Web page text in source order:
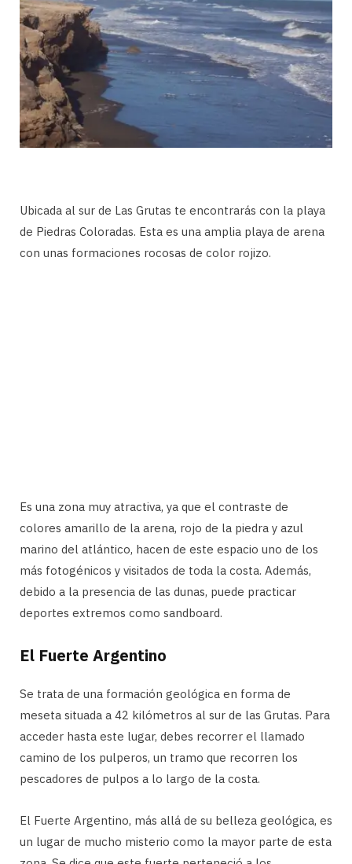
Ubicada al sur de Las Grutas te encontrarás con la playa
de Piedras Coloradas. Esta es una amplia playa de arena
con unas formaciones rocosas de color rojizo.
Es una zona muy atractiva, ya que el contraste de
colores amarillo de la arena, rojo de la piedra y azul
marino del atlántico, hacen de este espacio uno de los
más fotogénicos y visitados de toda la costa. Además,
debido a la presencia de las dunas, puede practicar
deportes extremos como sandboard.
El Fuerte Argentino
Se trata de una formación geológica en forma de
meseta situada a 42 kilómetros al sur de las Grutas. Para
acceder hasta este lugar, debes recorrer el llamado
camino de los pulperos, un tramo que recorren los
pescadores de pulpos a lo largo de la costa.
El Fuerte Argentino, más allá de su belleza geológica, es
un lugar de mucho misterio como la mayor parte de esta